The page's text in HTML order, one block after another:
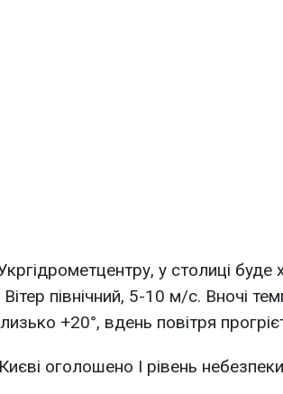
у столиці буде
північний, 5-10 м/с. Вночі
+20°, вдень повітря
оголошено І рівень